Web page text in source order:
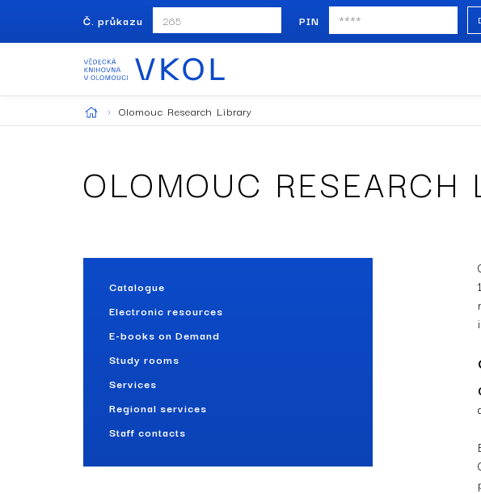
Č. průkazu PIN
Olomouc Research Library
OLOMOUC RESEARCH
Catalogue
Electronic resources
E-books on Demand
Study rooms
Services
Regional services
Staff contacts